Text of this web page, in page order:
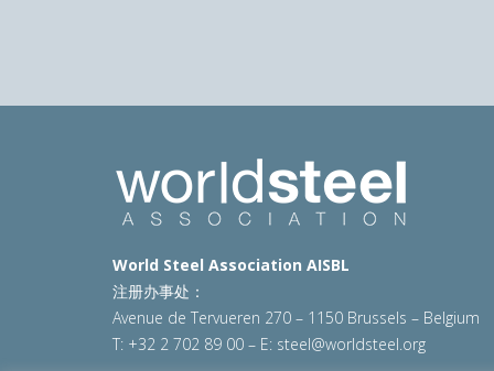
World Steel Association AISBL
注册办事处：
Avenue de Tervueren 270 – 1150 Brussels – Belgium
T: +32 2 702 89 00 – E: steel@worldsteel.org